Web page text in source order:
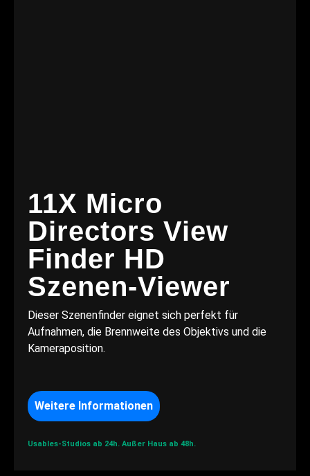
11X Micro
Directors View
Finder HD
Szenen-Viewer
Dieser Szenenfinder eignet sich perfekt für
Aufnahmen, die Brennweite des Objektivs und die
Kameraposition.
Weitere Informationen
Usables-Studios ab 24h. Außer Haus ab 48h.